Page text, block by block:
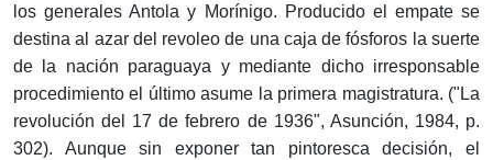
los generales Antola y Morínigo. Producido el empate se
destina al azar del revoleo de una caja de fósforos la suerte
de la nación paraguaya y mediante dicho irresponsable
procedimiento el último asume la primera magistratura. ("La
revolución del 17 de febrero de 1936", Asunción, 1984, p.
302). Aunque sin exponer tan pintoresca decisión, el